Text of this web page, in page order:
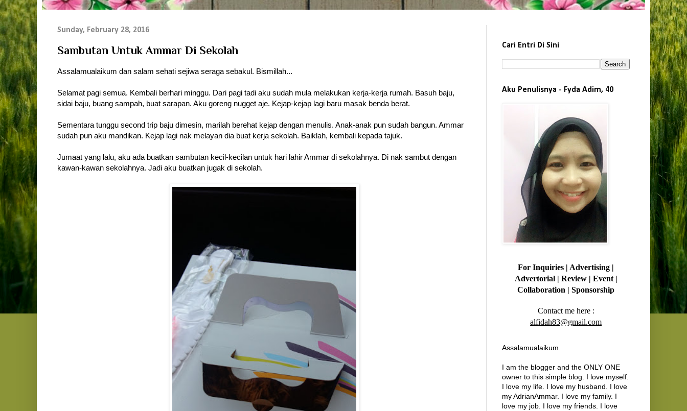
Sunday, February 28, 2016
Sambutan Untuk Ammar Di Sekolah
Assalamualaikum dan salam sehati sejiwa seraga sebakul. Bismillah...
Selamat pagi semua. Kembali berhari minggu. Dari pagi tadi aku sudah mula melakukan kerja-kerja rumah. Basuh baju,
sidai baju, buang sampah, buat sarapan. Aku goreng nugget aje. Kejap-kejap lagi baru masak benda berat.
Sementara tunggu second trip baju dimesin, marilah berehat kejap dengan menulis. Anak-anak pun sudah bangun. Ammar
sudah pun aku mandikan. Kejap lagi nak melayan dia buat kerja sekolah. Baiklah, kembali kepada tajuk.
Jumaat yang lalu, aku ada buatkan sambutan kecil-kecilan untuk hari lahir Ammar di sekolahnya. Di nak sambut dengan
kawan-kawan sekolahnya. Jadi aku buatkan jugak di sekolah.
Cari Entri Di Sini
Aku Penulisnya - Fyda Adim, 40
For Inquiries | Advertising |
Advertorial | Review | Event |
Collaboration | Sponsorship
Contact me here :
alfidah83@gmail.com
Assalamualaikum.
I am the blogger and the ONLY ONE
owner to this simple blog. I love myself.
I love my life. I love my husband. I love
my AdrianAmmar. I love my family. I
love my job. I love my friends. I love